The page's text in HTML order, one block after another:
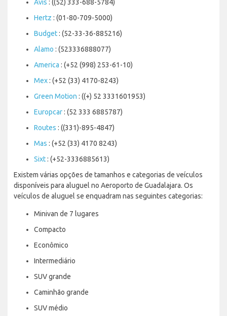
Avis : ((52) 333-688-5784)
Hertz : (01-80-709-5000)
Budget: (52-33-36-885216)
Alamo : (523336888077)
America : (+52 (998) 253-61-10)
Mex: (+52 (33) 4170-8243)
Green Motion : ((+) 52 3331601953)
Europcar: (52 333 6885787)
Routes : ((331)-895-4847)
Mas : (+52 (33) 4170 8243)
Sixt: (+52-3336885613)
Existem várias opções de tamanhos e categorias de veículos
disponíveis para aluguel no Aeroporto de Guadalajara. Os
veículos de aluguel se enquadram nas seguintes categorias:
Minivan de 7 lugares
Compacto
Econômico
Intermediário
SUV grande
Caminhão grande
SUV médio